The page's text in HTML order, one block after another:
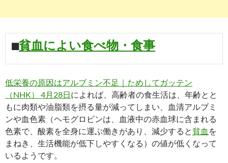
■貧血によい食べ物・食事
低栄養の原因はアルブミン不足｜ためしてガッテン
（NHK） 4月28日によれば、高齢者の食生活は、年齢とと
もに肉類や油脂類を摂る量が減ってしまい、血清アルブミ
ンや血色素（ヘモグロビンは、血液中の赤血球に含まれる
色素で、酸素を全身に運ぶ働きがあり、減少すると貧血 を
まねき、生活機能が低下しやすくなる）の値が低くなって
いるようです。